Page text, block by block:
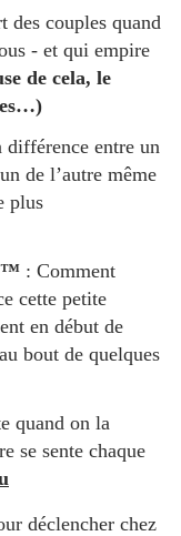
des couples quand
- et qui empire
de cela, le
entre un
de l’autre même
plus
™ : Comment
cette petite
en début de
bout de quelques
quand on la
se sente chaque
déclencher chez